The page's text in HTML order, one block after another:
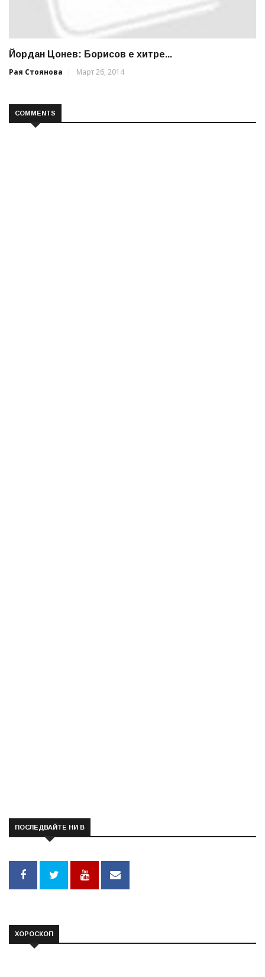
Йордан Цонев: Борисов е хитре...
Рая Стоянова
Март 26, 2014
COMMENTS
ПОСЛЕДВАЙТЕ НИ В
ХОРОСКОП